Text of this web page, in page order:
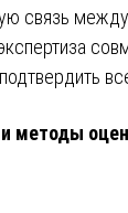
связь
методы